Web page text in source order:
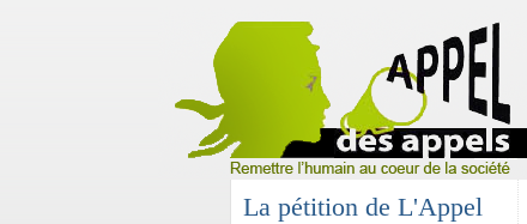
La pétition de L'Appel